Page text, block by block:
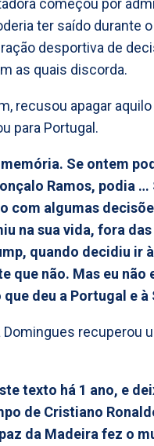
ter saído durante
desportiva de
as quais discorda.
recusou apagar
para Portugal.
Se ontem
Ramos, podia
com algumas
na sua vida, fora
quando decidiu ir
que não. Mas eu não
deu a Portugal e
Domingues recuperou
texto há 1 ano, e
de Cristiano
da Madeira fez o